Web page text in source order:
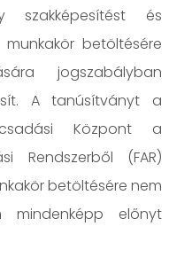
szakképesítést és
betöltésére
jogszabályban
A tanúsítványt a
Központ a
Rendszerből (FAR)
betöltésére nem
előnyt